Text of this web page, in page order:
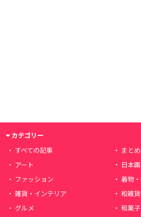
カテゴリー
すべての記事
まとめ
アート
日本
ファッション
着物
雑貨・インテリア
和雑貨
グルメ
和菓子